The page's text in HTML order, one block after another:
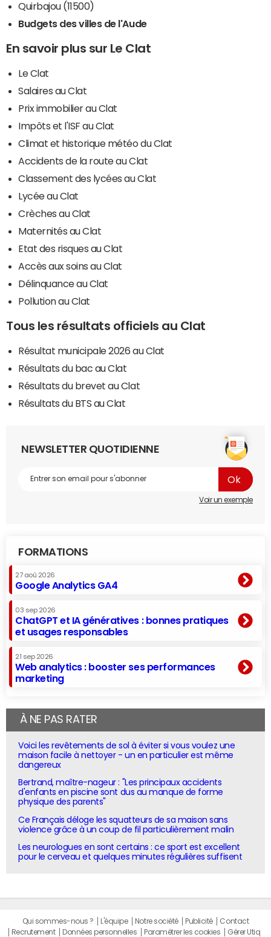
Quirbajou (11500)
Budgets des villes de l'Aude
En savoir plus sur Le Clat
Le Clat
Salaires au Clat
Prix immobilier au Clat
Impôts et l'ISF au Clat
Climat et historique météo du Clat
Accidents de la route au Clat
Classement des lycées au Clat
Lycée au Clat
Crèches au Clat
Maternités au Clat
Etat des risques au Clat
Accès aux soins au Clat
Délinquance au Clat
Pollution au Clat
Tous les résultats officiels au Clat
Résultat municipale 2026 au Clat
Résultats du bac au Clat
Résultats du brevet au Clat
Résultats du BTS au Clat
NEWSLETTER QUOTIDIENNE
Voir un exemple
FORMATIONS
27 aoû 2026
Google Analytics GA4
03 sep 2026
ChatGPT et IA génératives : bonnes pratiques
et usages responsables
21 sep 2026
Web analytics : booster ses performances
marketing
À NE PAS RATER
Voici les revêtements de sol à éviter si vous voulez une
maison facile à nettoyer - un en particulier est même
dangereux
Bertrand, maître-nageur : "Les principaux accidents
d'enfants en piscine sont dus au manque de forme
physique des parents"
Ce Français déloge les squatteurs de sa maison sans
violence grâce à un coup de fil particulièrement malin
Les neurologues en sont certains : ce sport est excellent
pour le cerveau et quelques minutes régulières suffisent
Qui sommes-nous ? L'équipe Notre société Publicité
Contact
Recrutement
Données personnelles Paramétrer les cookies Gérer Utiq